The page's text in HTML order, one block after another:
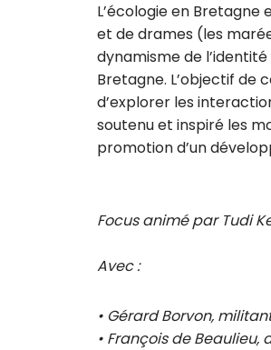
L’écologie en
et de drames (les
dynamisme de
Bretagne. L’objectif de
d’explorer les
soutenu et inspiré les
promotion d’un
Focus animé par Tudi
Avec :
• Gérard Borvon,
• François de